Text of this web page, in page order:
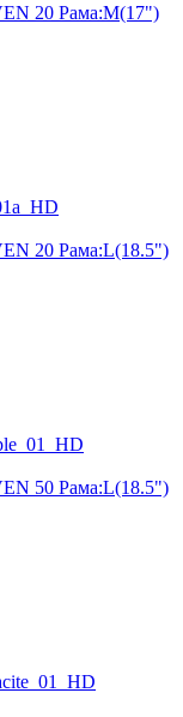
20 Рама:M(17")
20 Рама:L(18.5")
50 Рама:L(18.5")